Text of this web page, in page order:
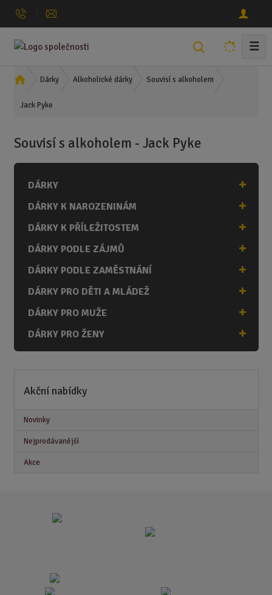
h
☰
Ú
o
í
n
a
Dárky Alkoholické dárky Souvisí s alkoholem
Jack Pyke
Souvisí s alkoholem - Jack Pyke
DÁRKY
DÁRKY K NAROZENINÁM
DÁRKY K PŘÍLEŽITOSTEM
DÁRKY PODLE ZÁJMŮ
DÁRKY PODLE ZAMĚSTNÁNÍ
DÁRKY PRO DĚTI A MLÁDEŽ
DÁRKY PRO MUŽE
DÁRKY PRO ŽENY
Akční nabídky
Novinky
Nejprodávanější
Akce